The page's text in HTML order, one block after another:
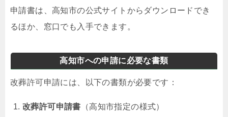
申請書は、高知市の公式サイトからダウンロードでき
るほか、窓口でも入手できます。
高知市への申請に必要な書類
改葬許可申請には、以下の書類が必要です：
改葬許可申請書 （高知市指定の様式）